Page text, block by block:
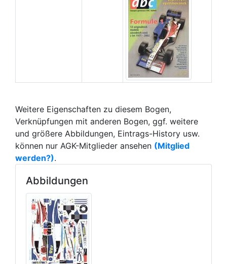
Weitere Eigenschaften zu diesem Bogen,
Verknüpfungen mit anderen Bogen, ggf. weitere
und größere Abbildungen, Eintrags-History usw.
können nur AGK-Mitglieder ansehen (Mitglied
werden?).
Abbildungen